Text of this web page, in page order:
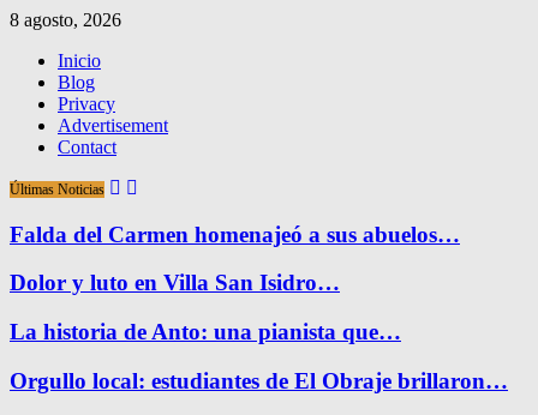
8 agosto, 2026
Inicio
Blog
Privacy
Advertisement
Contact
Últimas Noticias
Falda del Carmen homenajeó a sus abuelos…
Dolor y luto en Villa San Isidro…
La historia de Anto: una pianista que…
Orgullo local: estudiantes de El Obraje brillaron…